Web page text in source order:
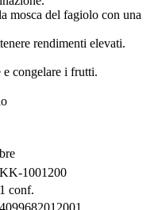
mosca del fagiolo con una
rendimenti elevati.
e congelare i frutti.
KK-1001200
1 conf.
4099682012001